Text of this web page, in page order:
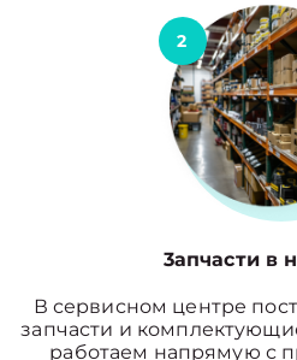
2
3апчасти в
В сервисном центре
запчасти и
работаем напрямую с